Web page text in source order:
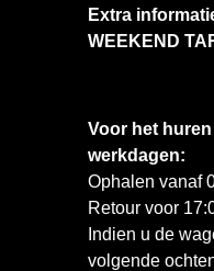
Extra
WEEKEND
Voor het
werkdagen:
Ophalen vanaf
Retour voor
Indien u de
volgende